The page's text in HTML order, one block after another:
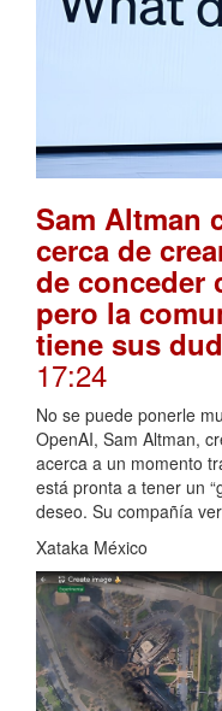
Sam Altman
cerca de
de conceder
pero la
tiene sus
17:24
No se puede ponerle
OpenAI, Sam Altman,
acerca a un momento
está pronta a tener un
deseo. Su compañía
Xataka México